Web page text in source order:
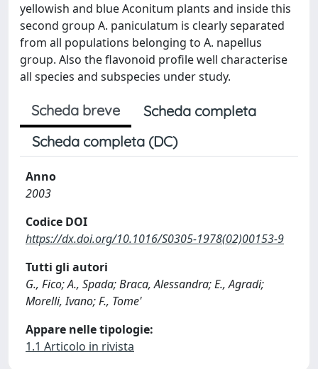
yellowish and blue Aconitum plants and inside this
second group A. paniculatum is clearly separated
from all populations belonging to A. napellus
group. Also the flavonoid profile well characterise
all species and subspecies under study.
Scheda breve
Scheda completa
Scheda completa (DC)
Anno
2003
Codice DOI
https://dx.doi.org/10.1016/S0305-1978(02)00153-9
Tutti gli autori
G., Fico; A., Spada; Braca, Alessandra; E., Agradi;
Morelli, Ivano; F., Tome'
Appare nelle tipologie:
1.1 Articolo in rivista